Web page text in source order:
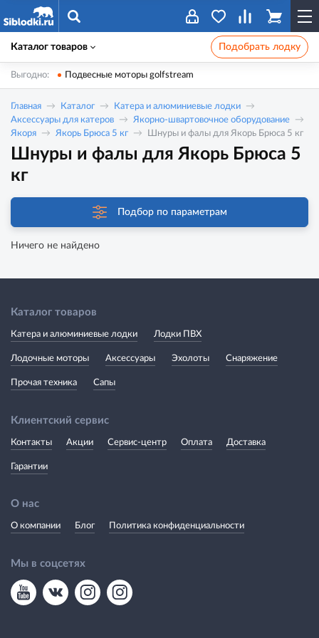
Каталог товаров Подобрать лодку
Выгодно: Подвесные моторы golfstream
Главная Каталог
Катера и алюминиевые лодки
Аксессуары для катеров
Якорно-швартовочное оборудование
Якоря
Якорь Брюса 5 кг Шнуры и фалы для Якорь Брюса 5 кг
Шнуры и фалы для Якорь Брюса 5
кг
Подбор по параметрам
Ничего не найдено
Каталог товаров
Катера и алюминиевые лодки Лодки ПВХ
Лодочные моторы Аксессуары Эхолоты Снаряжение
Прочая техника Сапы
Клиентский сервис
Контакты Акции Сервис-центр Оплата Доставка
Гарантии
О нас
О компании Блог Политика конфиденциальности
Мы в соцсетях